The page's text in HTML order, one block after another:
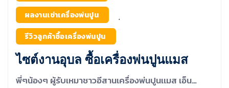
ผลงานเช่าเครื่องพ่นปูน ,
รีวิวลูกค้าซื้อเครื่องพ่นปูน
ไซต์งานอุบล ซื้อเครื่องพ่นปูนแมส
พี่ๆน้องๆ ผู้รับเหมาชาวอีสานเครื่องพ่นปูนเเมส เอ็น…